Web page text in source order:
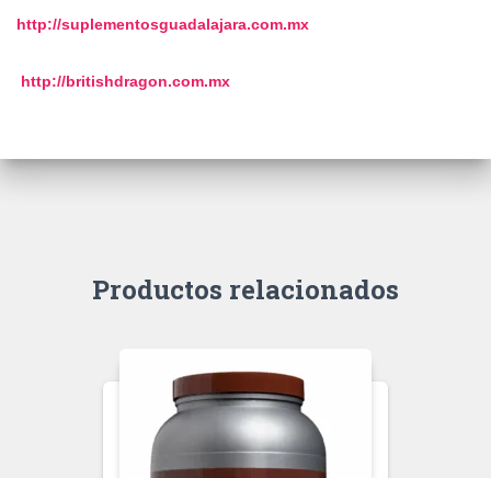
http://suplementosguadalajara.com.mx
http://britishdragon.com.mx
Productos relacionados